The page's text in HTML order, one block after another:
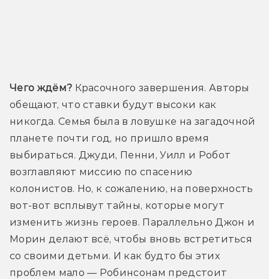
Чего ждём? Красочного завершения. Авторы
обещают, что ставки будут высоки как
никогда. Семья была в ловушке на загадочной
планете почти год, но пришло время
выбираться. Джуди, Пенни, Уилл и Робот
возглавляют миссию по спасению
колонистов. Но, к сожалению, на поверхность
вот-вот всплывут тайны, которые могут
изменить жизнь героев. Параллельно Джон и
Морин делают всё, чтобы вновь встретиться
со своими детьми. И как будто бы этих
проблем мало — Робинсонам предстоит